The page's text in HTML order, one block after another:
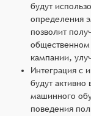
будут
определения
позволит
кампании,
Интеграция с
будут
машинного
поведения